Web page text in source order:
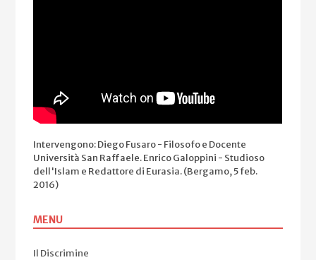
Intervengono: Diego Fusaro - Filosofo e Docente
Università San Raffaele. Enrico Galoppini - Studioso
dell'Islam e Redattore di Eurasia. (Bergamo, 5 feb.
2016)
MENU
Il Discrimine